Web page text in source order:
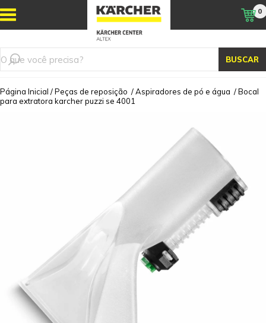
BUSCAR
0
Página Inicial /Peças de reposição /Aspiradores de pó e água /Bocal
para extratora karcher puzzi se 4001